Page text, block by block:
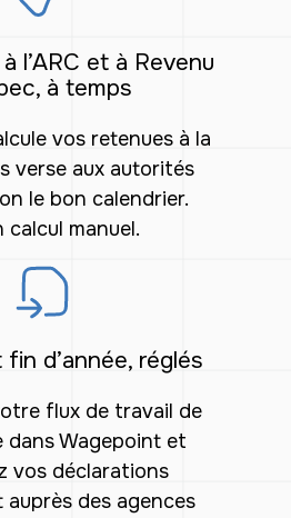
l’ARC et à Revenu
à temps
vos retenues à la
verse aux autorités
le bon calendrier.
calcul manuel.
d’année, réglés
flux de travail de
dans Wagepoint et
vos déclarations
des agences